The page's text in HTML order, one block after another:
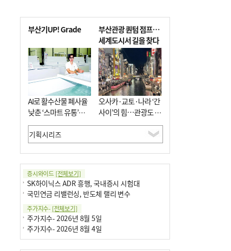
부산기UP! Grade
AI로 활수산물 폐사율
낮춘 ‘스마트 유통’…
사막·산악지대 수출
도전
부산관광 퀀텀 점프…
세계도시서 길을 찾다
오사카·교토·나라 ‘간
사이’의 힘…관광도 뭉
쳐야 흥한다
증시와이드 [전체보기]
SK하이닉스 ADR 흥행, 국내증시 시험대
국민연금 리밸런싱, 반도체 랠리 변수
주가지수- [전체보기]
주가지수- 2026년 8월 5일
주가지수- 2026년 8월 4일